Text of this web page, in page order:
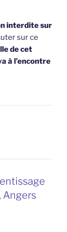
interdite sur
sur ce
de cet
à l’encontre
Angers